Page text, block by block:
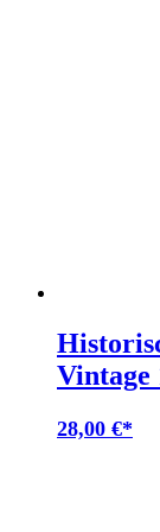
Vintage
28,00 €